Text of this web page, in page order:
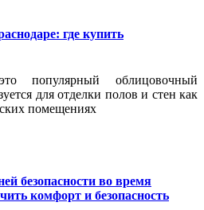
где купить
популярный облицовочный
для отделки полов и стен как
помещениях
безопасности во время
комфорт и безопасность